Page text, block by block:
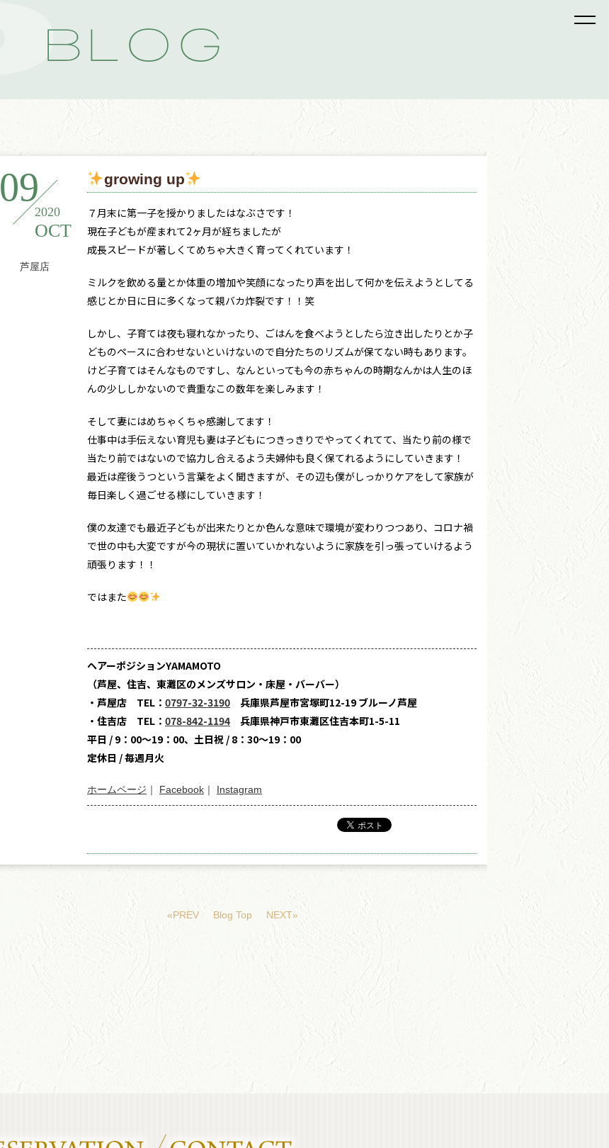
09
2020
OCT
芦屋店
growing up
７月末に第一子を授かりましたはなぶさです！
現在子どもが産まれて2ヶ月が経ちましたが
成長スピードが著しくてめちゃ大きく育ってくれています！
ミルクを飲める量とか体重の増加や笑顔になったり声を出して何かを伝えようとしてる
感じとか日に日に多くなって親バカ炸裂です！！笑
しかし、子育ては夜も寝れなかったり、ごはんを食べようとしたら泣き出したりとか子
どものペースに合わせないといけないので自分たちのリズムが保てない時もあります。
けど子育てはそんなものですし、なんといっても今の赤ちゃんの時期なんかは人生のほ
んの少ししかないので貴重なこの数年を楽しみます！
そして妻にはめちゃくちゃ感謝してます！
仕事中は手伝えない育児も妻は子どもにつきっきりでやってくれてて、当たり前の様で
当たり前ではないので協力し合えるよう夫婦仲も良く保てれるようにしていきます！
最近は産後うつという言葉をよく聞きますが、その辺も僕がしっかりケアをして家族が
毎日楽しく過ごせる様にしていきます！
僕の友達でも最近子どもが出来たりとか色んな意味で環境が変わりつつあり、コロナ禍
で世の中も大変ですが今の現状に置いていかれないように家族を引っ張っていけるよう
頑張ります！！
ではまた
ヘアーポジションYAMAMOTO
（芦屋、住吉、東灘区のメンズサロン・床屋・バーバー）
・芦屋店 TEL： 0797-32-3190 兵庫県芦屋市宮塚町12-19 ブルーノ芦屋
・住吉店 TEL： 078-842-1194 兵庫県神戸市東灘区住吉本町1-5-11
平日 / 9：00～19：00、土日祝 / 8：30～19：00
定休日 / 毎週月火
ホームページ ｜ Facebook ｜ Instagram
«PREV Blog Top NEXT»